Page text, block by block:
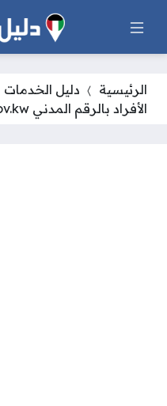
الرئيسية دليل الخدمات
الأفراد بالرقم المدني sahel.paci.gov.kw